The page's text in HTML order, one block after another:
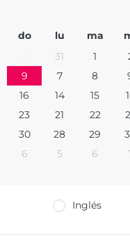
do
9
16
23
30
6
lu ma
31
1
7
8
14
15
21
22
28
29
5
6
Inglés